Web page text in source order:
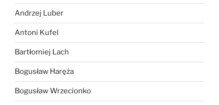
Andrzej Luber
Antoni Kufel
Bartłomiej Lach
Bogusław Haręża
Bogusław Wrzecionko